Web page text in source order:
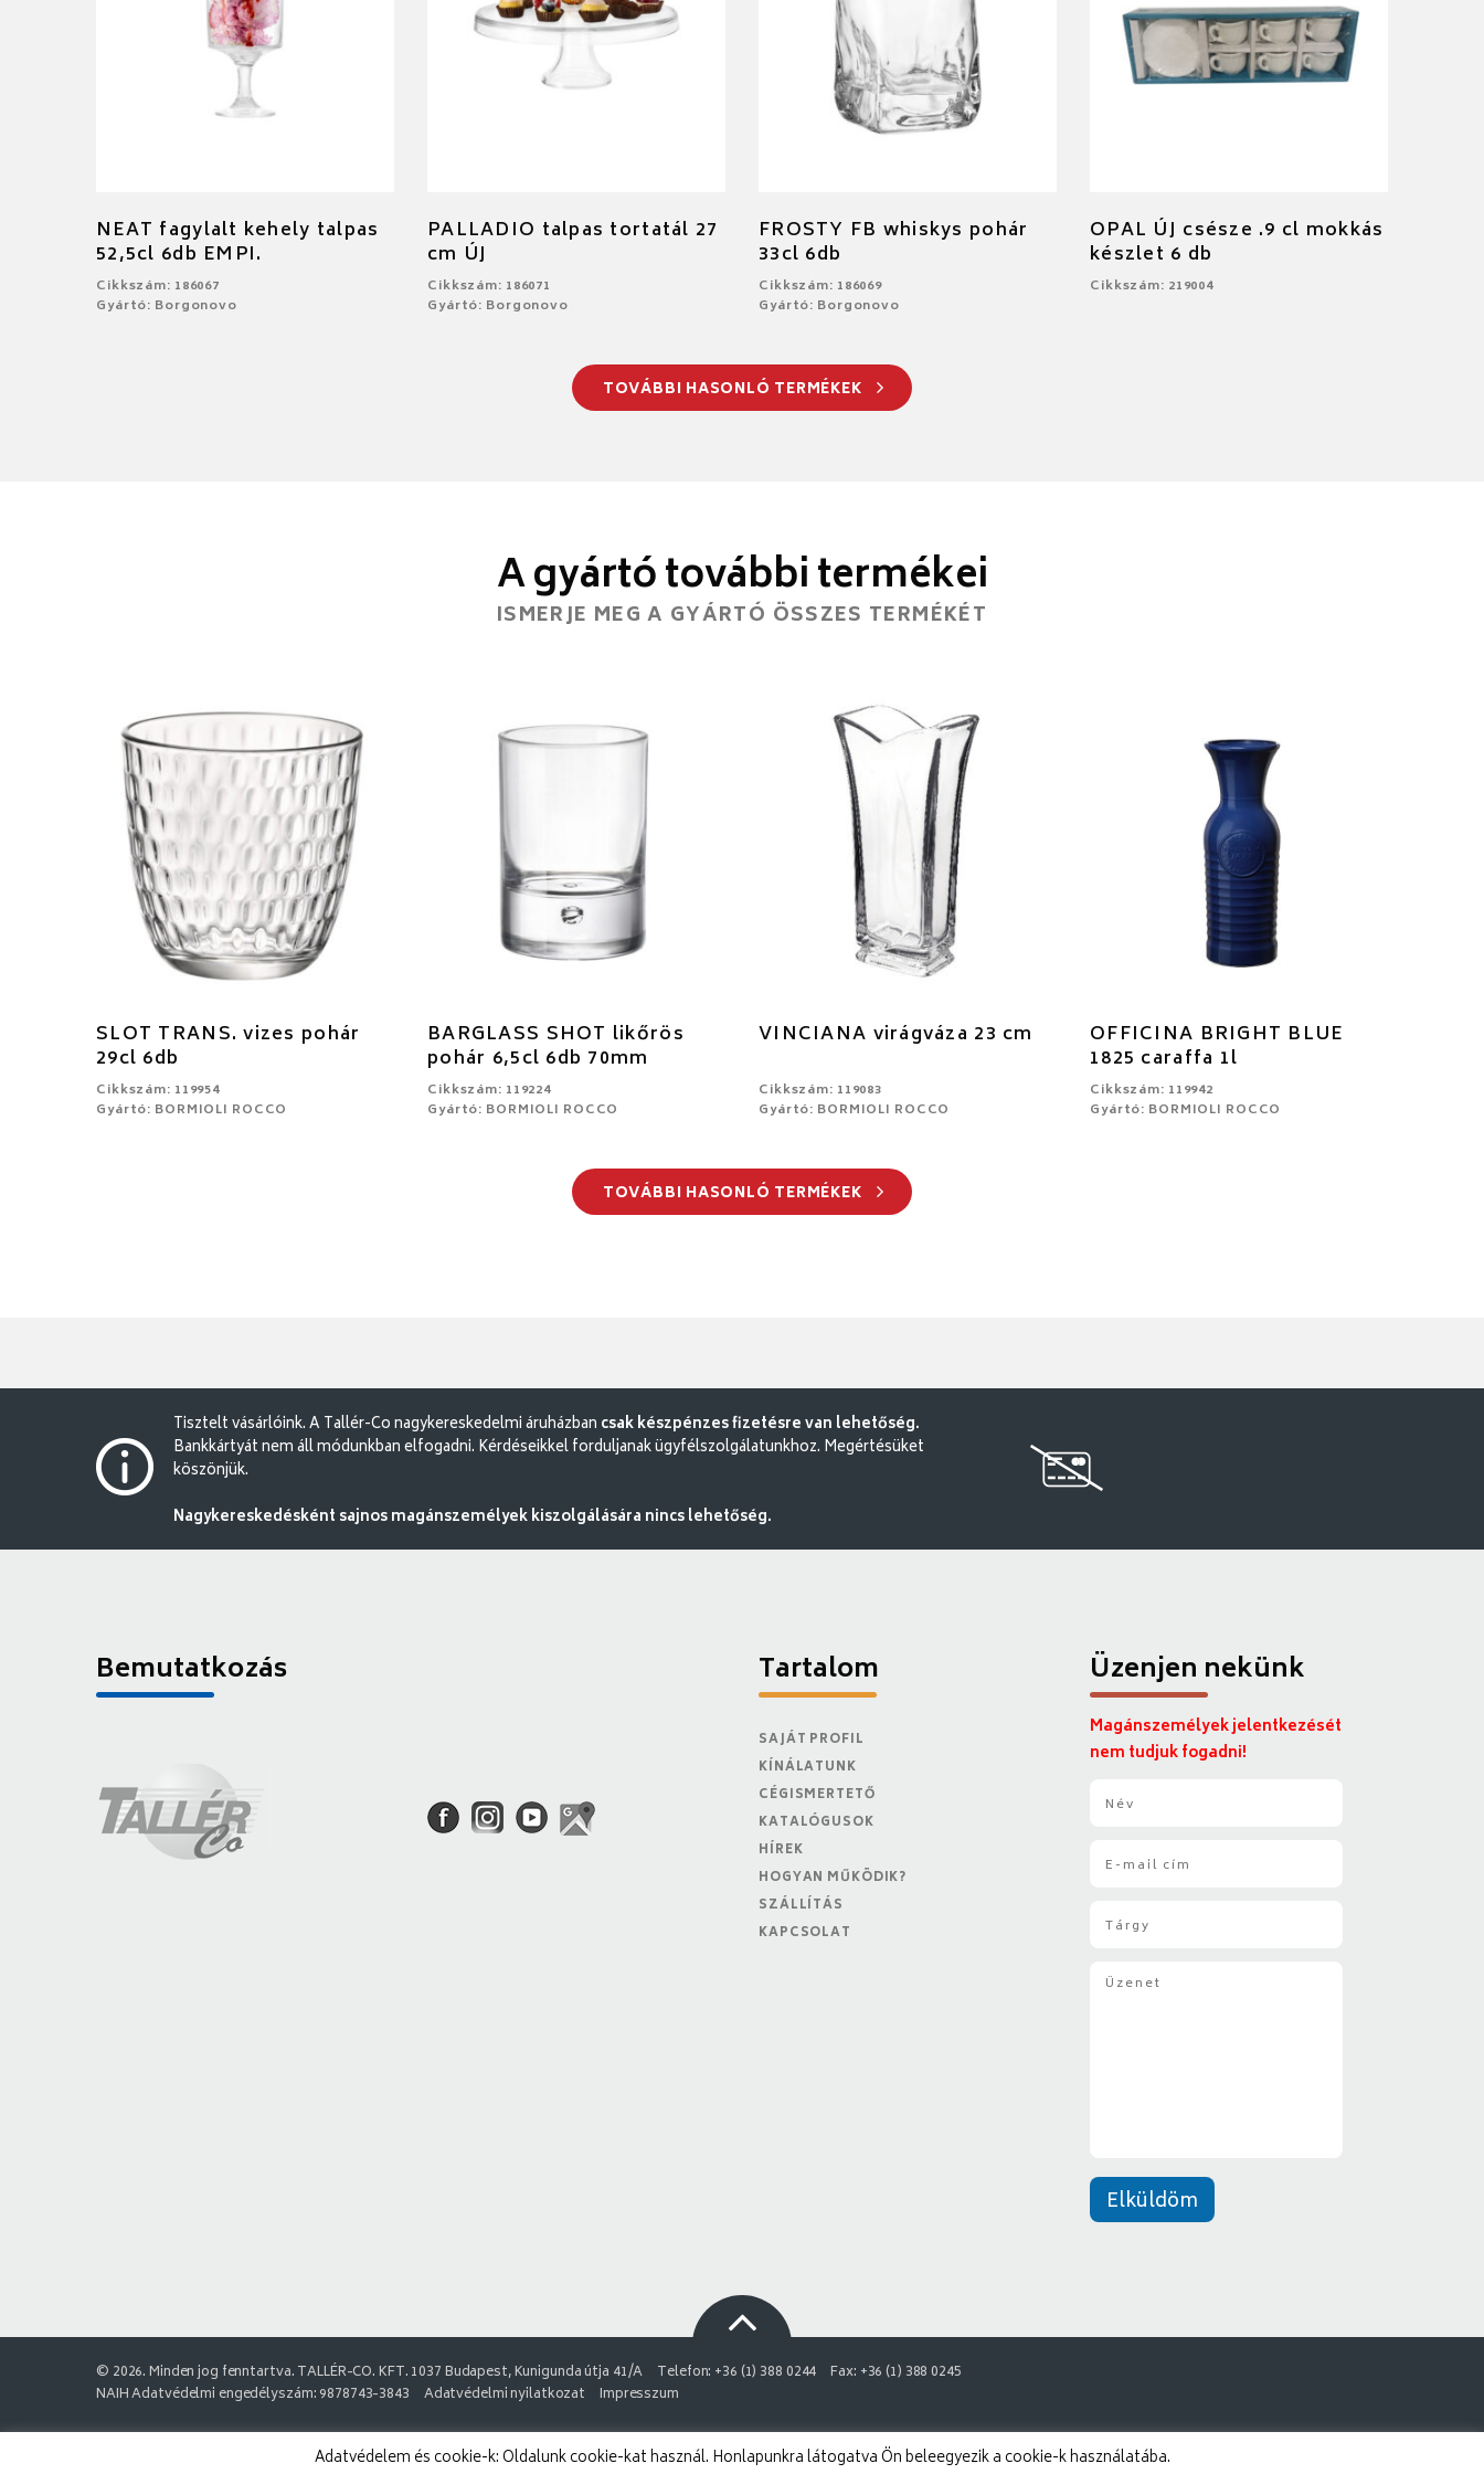
NEAT fagylalt kehely talpas
52,5cl 6db EMPI.
Cikkszám: 186067
Gyártó: Borgonovo
PALLADIO talpas tortatál 27
cm ÚJ
Cikkszám: 186071
Gyártó: Borgonovo
FROSTY FB whiskys pohár
33cl 6db
Cikkszám: 186069
Gyártó: Borgonovo
OPAL ÚJ csésze .9 cl mokkás
készlet 6 db
Cikkszám: 219004
TOVÁBBI HASONLÓ TERMÉKEK
A gyártó további termékei
ISMERJE MEG A GYÁRTÓ ÖSSZES TERMÉKÉT
SLOT TRANS. vizes pohár
29cl 6db
Cikkszám: 119954
Gyártó: BORMIOLI ROCCO
BARGLASS SHOT likőrös
pohár 6,5cl 6db 70mm
Cikkszám: 119224
Gyártó: BORMIOLI ROCCO
VINCIANA virágváza 23 cm
Cikkszám: 119083
Gyártó: BORMIOLI ROCCO
OFFICINA BRIGHT BLUE
1825 caraffa 1l
Cikkszám: 119942
Gyártó: BORMIOLI ROCCO
TOVÁBBI HASONLÓ TERMÉKEK
Tisztelt vásárlóink. A Tallér-Co nagykereskedelmi áruházban csak készpénzes fizetésre van lehetőség.
Bankkártyát nem áll módunkban elfogadni. Kérdéseikkel forduljanak ügyfélszolgálatunkhoz. Megértésüket
köszönjük.
Nagykereskedésként sajnos magánszemélyek kiszolgálására nincs lehetőség.
Bemutatkozás Tartalom
SAJÁT PROFIL
KÍNÁLATUNK
CÉGISMERTETŐ
KATALÓGUSOK
HÍREK
HOGYAN MŰKÖDIK?
SZÁLLÍTÁS
KAPCSOLAT
Üzenjen nekünk
Magánszemélyek jelentkezését
nem tudjuk fogadni!
Elküldöm
© 2026. Minden jog fenntartva. TALLÉR-CO. KFT. 1037 Budapest, Kunigunda útja 41/A Telefon: +36 (1) 388 0244
Fax: +36 (1) 388 0245
NAIH Adatvédelmi engedélyszám: 9878743-3843
Adatvédelmi nyilatkozat Impresszum
Adatvédelem és cookie-k: Oldalunk cookie-kat használ. Honlapunkra látogatva Ön beleegyezik a cookie-k használatába.